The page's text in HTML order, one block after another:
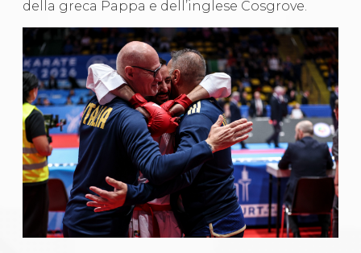
della greca Pappa e dell’inglese Cosgrove.